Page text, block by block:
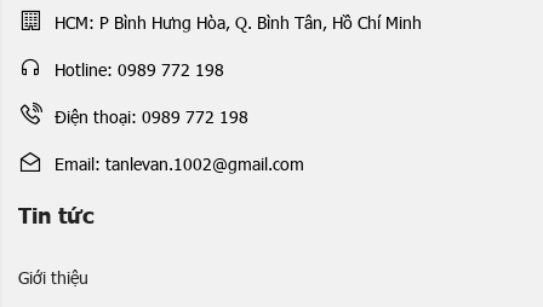
HCM: P Bình Hưng Hòa, Q. Bình Tân, Hồ Chí Minh
Hotline: 0989 772 198
Điện thoại: 0989 772 198
Email: tanlevan.1002@gmail.com
Tin tức
Giới thiệu